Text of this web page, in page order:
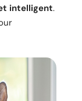
intelligent.